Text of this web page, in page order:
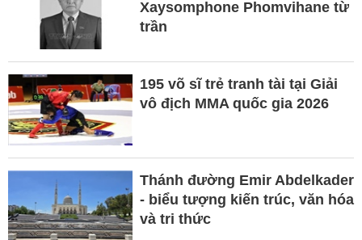
Xaysomphone Phomvihane từ
trần
195 võ sĩ trẻ tranh tài tại Giải
vô địch MMA quốc gia 2026
Thánh đường Emir Abdelkader
- biểu tượng kiến trúc, văn hóa
và tri thức